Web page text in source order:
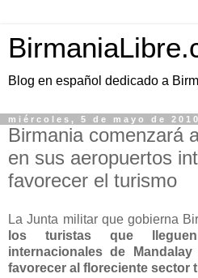
Blog en español dedicado a
miércoles, 5 de mayo de 2010
Birmania comenzará
en sus aeropuertos
favorecer el turismo
La Junta militar que gobierna
los turistas que
internacionales de
favorecer al floreciente sector